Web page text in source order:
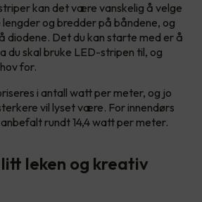
kan det være vanskelig å velge
og bredder på båndene, og
diodene. Det du kan starte med er å
du skal bruke LED-stripen til, og
for.
i antall watt per meter, og jo
vil lyset være. For innendørs
rundt 14,4 watt per meter.
leken og kreativ